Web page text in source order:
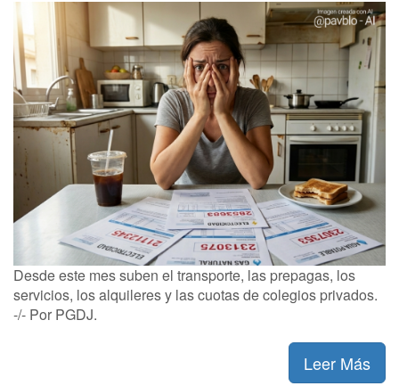
Desde este mes suben el transporte, las prepagas, los
servicios, los alquileres y las cuotas de colegios privados.
-/- Por PGDJ.
Leer Más